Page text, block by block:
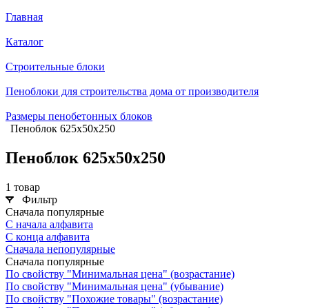
Главная
Каталог
Строительные блоки
Пеноблоки для строительства дома от производителя
Размеры пенобетонных блоков
Пеноблок 625х50х250
Пеноблок 625х50х250
1 товар
Фильтр
Сначала популярные
С начала алфавита
С конца алфавита
Сначала непопулярные
Сначала популярные
По свойству "Минимальная цена" (возрастание)
По свойству "Минимальная цена" (убывание)
По свойству "Похожие товары" (возрастание)